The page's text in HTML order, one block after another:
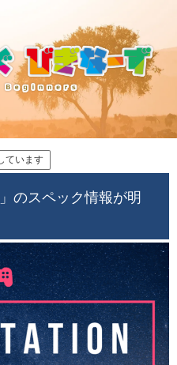
ています
のスペック情報が明